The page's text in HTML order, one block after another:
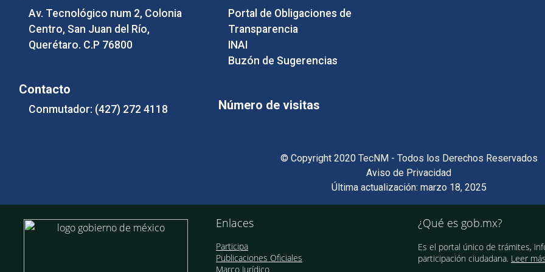
Av. Tecnológico num 2, Colonia
Centro, San Juan del Río,
Querétaro. C.P 76800
Contacto
Conmutador: (427) 272 4118
Portal de Obligaciones de
Transparencia
INAI
Buzón de Sugerencias
Número de visitas
© Copyright 2020 TecNM - Todos los Derechos Reservados
Aviso de Privacidad
Última actualización: marzo 18, 2025
Enlaces
Participa
Publicaciones Oficiales
Marco Jurídico
¿Qué es gob.mx?
Es el portal único de trámites,
participación ciudadana. Leer más